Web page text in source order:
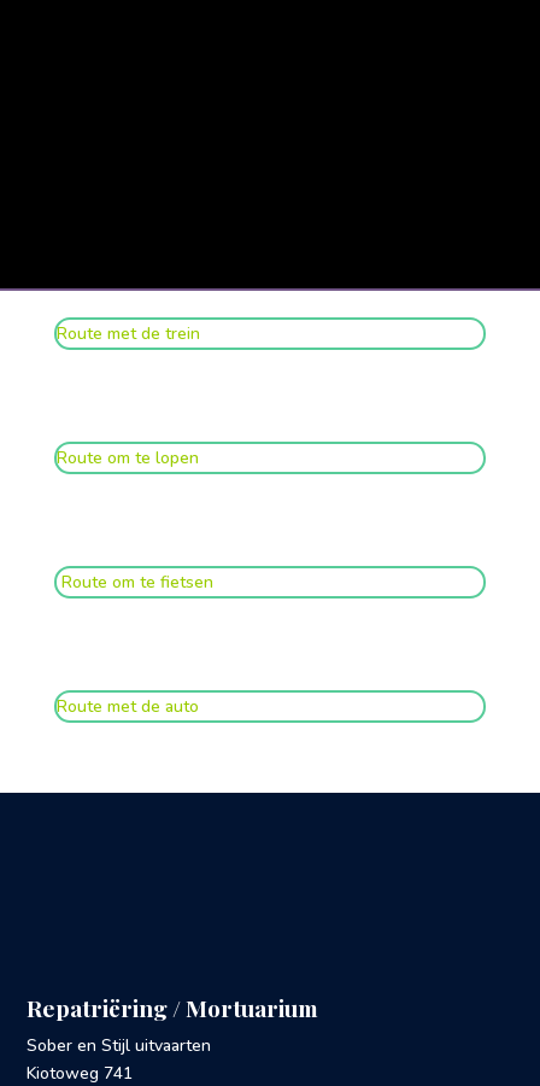
Route met de trein
Route om te lopen
Route om te fietsen
Route met de auto
Repatriëring / Mortuarium
Sober en Stijl uitvaarten
Kiotoweg 741